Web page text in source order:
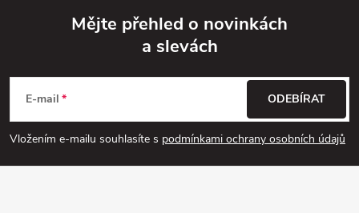
p
a
Mějte přehled o novinkách
a slevách
E-mail
Vložením e-mailu souhlasíte s podmínkami ochrany osobních údajů
ODEBÍRAT